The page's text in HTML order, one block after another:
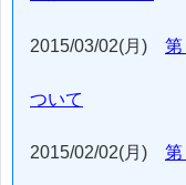
2015/03/02(月) 第
ついて
2015/02/02(月) 第